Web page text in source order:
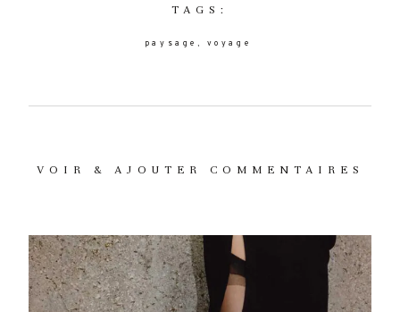
TAGS:
paysage voyage
VOIR & AJOUTER COMMENTAIRES